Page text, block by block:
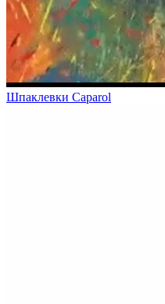
Шпаклевки Caparol